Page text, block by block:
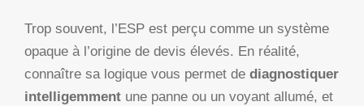
Trop souvent, l’ESP est perçu comme un système
opaque à l’origine de devis élevés. En réalité,
connaître sa logique vous permet de diagnostiquer
intelligemment une panne ou un voyant allumé, et